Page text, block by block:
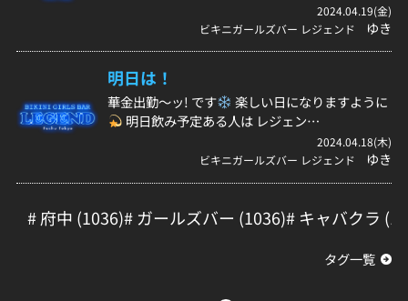
2024.04.19(金)
ビキニガールズバー レジェンド
ゆき
明日は！
華金出勤〜ッ! です
楽しい日になりますように
明日飲み予定ある人は レジェン…
2024.04.18(木)
ビキニガールズバー レジェンド
ゆき
# 府中 (1036)# ガールズバー (1036)# キャバクラ
タグ一覧